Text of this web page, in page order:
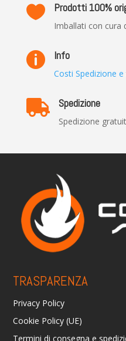
 Prodotti 100%
Imballati con cura
 Info
Costi Spedizione
 Spedizione
Spedizione
TRASPARENZA
Privacy Policy
Cookie Policy (UE)
Termini di consegna e